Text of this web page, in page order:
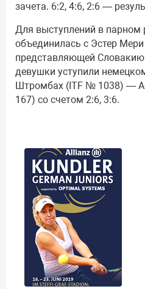
зачета. 6:2, 4:6, 2:6 —
Для выступлений в парном
объединилась с Эстер
представляющей
девушки уступили
Штромбах (ITF № 1038) —
167) со счетом 2:6, 3:6.